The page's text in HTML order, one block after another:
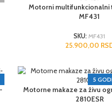
Motorni multifunkcionalni
MF431
SKU:MF431
25.900,00
5
Motorne makaze za živu
2810ESR